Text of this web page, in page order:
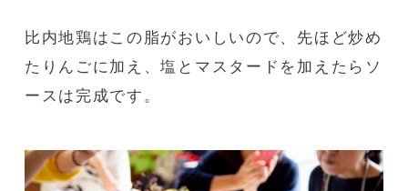
比内地鶏はこの脂がおいしいので、先ほど炒め
たりんごに加え、塩とマスタードを加えたらソ
ースは完成です。